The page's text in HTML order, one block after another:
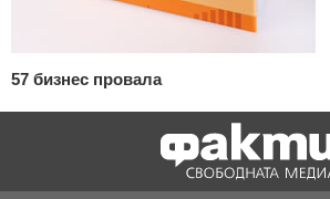
57 бизнес провала